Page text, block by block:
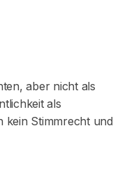
aber nicht als
als
kein Stimmrecht und